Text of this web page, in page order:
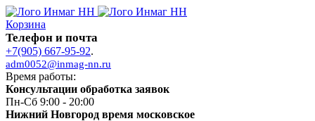
Корзина
Телефон и почта
+7(905) 667-95-92.
adm0052@inmag-nn.ru
Время работы:
Консультации обработка заявок
Пн-Сб 9:00 - 20:00
Нижний Новгород время московское